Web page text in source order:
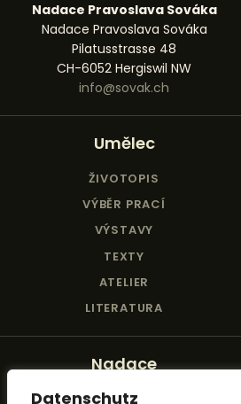
Datenschutz
Nadace Pravoslava Sováka
Nadace Pravoslava Sováka
Pilatusstrasse 48
CH-6052 Hergiswil NW
info@sovak.ch
Umělec
ŽIVOTOPIS
VÝBĚR PRACÍ
VÝSTAVY
TEXTY
ATELIER
LITERATURA
Nadace
NADACE